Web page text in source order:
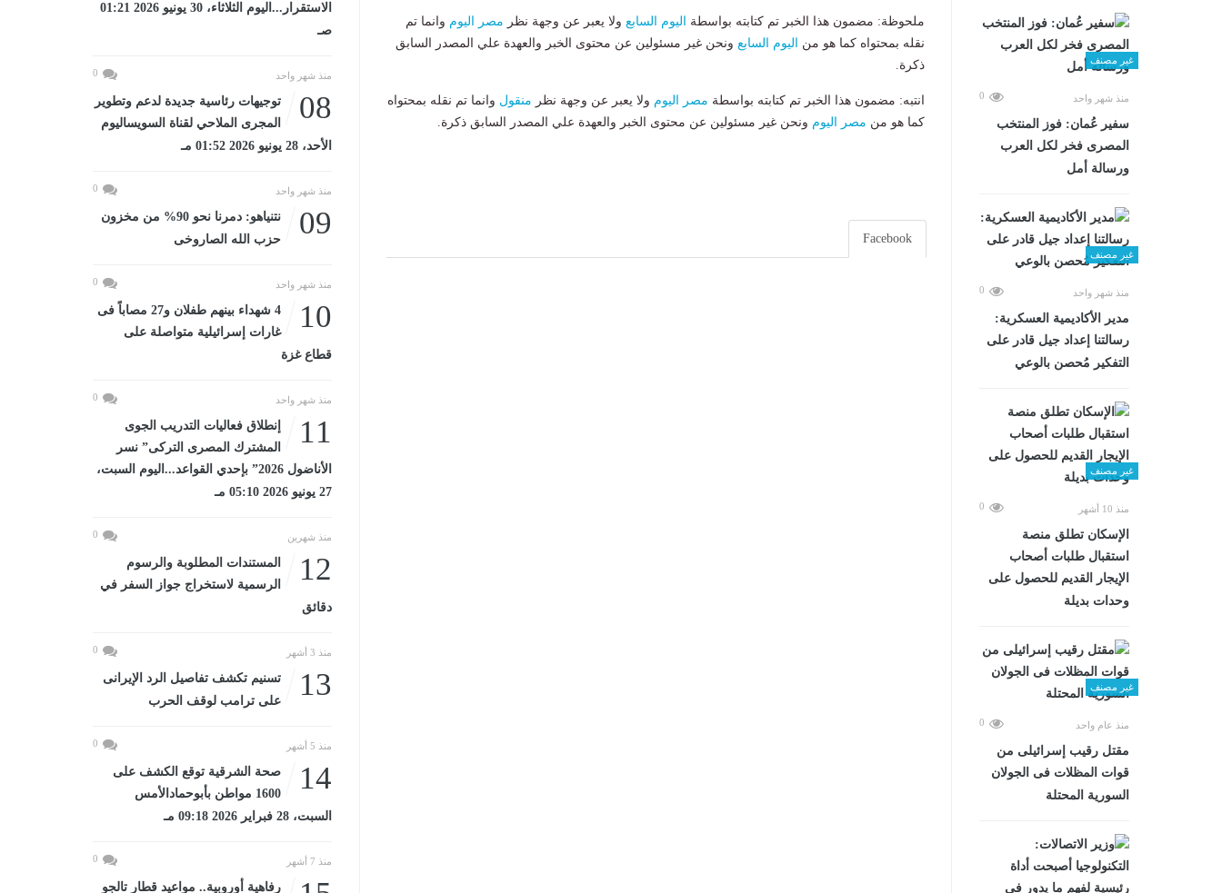
غير مصنف
منذ شهر واحد 0
سفير عُمان: فوز المنتخب
المصرى فخر لكل العرب
ورسالة أمل
غير مصنف
منذ شهر واحد 0
مدير الأكاديمية العسكرية:
رسالتنا إعداد جيل قادر على
التفكير مُحصن بالوعي
غير مصنف
منذ 10 أشهر 0
الإسكان تطلق منصة
استقبال طلبات أصحاب
الإيجار القديم للحصول على
وحدات بديلة
غير مصنف
منذ عام واحد 0
مقتل رقيب إسرائيلى من
قوات المظلات فى الجولان
السورية المحتلة
ملحوظة: مضمون هذا الخبر تم كتابته بواسطة اليوم السابع ولا يعبر عن وجهة نظر مصر اليوم وانما تم
نقله بمحتواه كما هو من
اليوم السابع ونحن غير مسئولين عن محتوى الخبر والعهدة علي المصدر السابق
ذكرة.
انتبه: مضمون هذا الخبر تم كتابته بواسطة مصر اليوم ولا يعبر عن وجهة نظر منقول وانما تم نقله بمحتواه
كما هو من مصر اليوم ونحن غير مسئولين عن محتوى الخبر والعهدة علي المصدر السابق ذكرة.
Facebook
الاستقرار...اليوم الثلاثاء، 30 يونيو 2026 01:21
صـ
منذ شهر واحد 0
08
توجيهات رئاسية جديدة لدعم وتطوير
المجرى الملاحي لقناة السويساليوم
الأحد، 28 يونيو 2026 01:52 مـ
منذ شهر واحد 0
09
نتنياهو: دمرنا نحو 90% من مخزون
حزب الله الصاروخى
منذ شهر واحد 0
10
4 شهداء بينهم طفلان و27 مصاباً فى
غارات إسرائيلية متواصلة على
قطاع غزة
منذ شهر واحد 0
11
إنطلاق فعاليات التدريب الجوى
المشترك المصرى التركى” نسر
الأناضول 2026” بإحدي القواعد...اليوم السبت،
27 يونيو 2026 05:10 مـ
منذ شهرين 0
12
المستندات المطلوبة والرسوم
الرسمية لاستخراج جواز السفر في
دقائق
منذ 3 أشهر 0
13
تسنيم تكشف تفاصيل الرد الإيرانى
على ترامب لوقف الحرب
منذ 5 أشهر 0
14
صحة الشرقية توقع الكشف على
1600 مواطن بأبوحمادالأمس
السبت، 28 فبراير 2026 09:18 مـ
منذ 7 أشهر 0
رفاهية أوروبية.. مواعيد قطار تالجو